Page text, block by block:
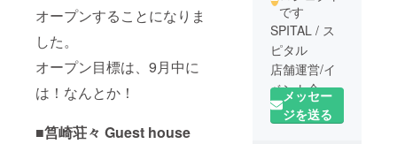
オープンすることになりま
した。
オープン目標は、9月中に
は！なんとか！
■筥崎荘々 Guest house
です
SPITAL / ス
ピタル
店舗運営/イ
ベント企画
人の集まる
空間を作る
メッセー
ジを送る